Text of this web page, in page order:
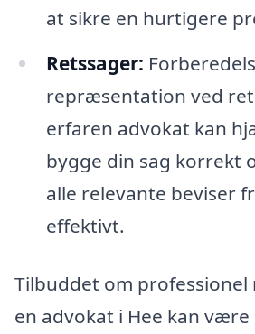
at sikre en hurtigere
Retssager:
repræsentation ved
erfaren advokat kan
bygge din sag korrekt
alle relevante beviser
effektivt.
Tilbuddet om
en advokat i Hee kan